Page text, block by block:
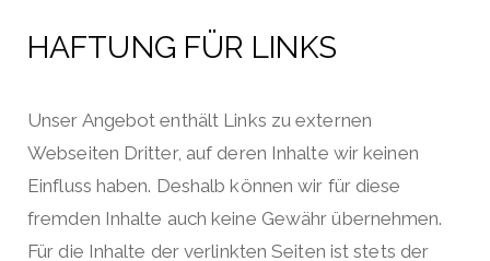
HAFTUNG FÜR LINKS
Unser Angebot enthält Links zu externen
Webseiten Dritter, auf deren Inhalte wir keinen
Einfluss haben. Deshalb können wir für diese
fremden Inhalte auch keine Gewähr übernehmen.
Für die Inhalte der verlinkten Seiten ist stets der